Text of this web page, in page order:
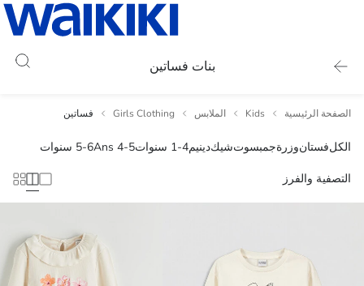
بنات فساتين
الصفحة الرئيسية Kids الملابس Girls Clothing فساتين
الكلفستانوزرةجمبسوتشيكدينيم1-4 سنوات 4-5 Ans 5-6 سنوات
التصفية والفرز